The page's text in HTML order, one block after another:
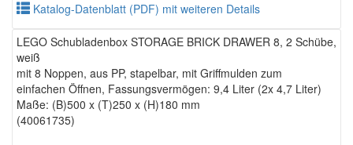
Katalog-Datenblatt (PDF) mit weiteren Details
LEGO Schubladenbox STORAGE BRICK DRAWER 8, 2 Schübe,
weiß
mit 8 Noppen, aus PP, stapelbar, mit Griffmulden zum
einfachen Öffnen, Fassungsvermögen: 9,4 Liter (2x 4,7 Liter)
Maße: (B)500 x (T)250 x (H)180 mm
(40061735)